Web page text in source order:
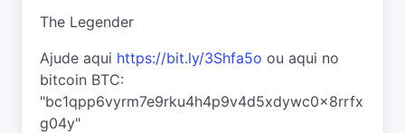
The Legender
Ajude aqui https://bit.ly/3Shfa5o ou aqui no
bitcoin BTC:
"bc1qpp6vyrm7e9rku4h4p9v4d5xdywc0x8rrfx
g04y"